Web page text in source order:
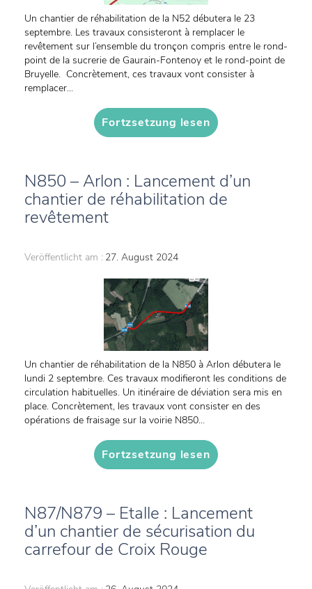
Un chantier de réhabilitation de la N52 débutera le 23
septembre. Les travaux consisteront à remplacer le
revêtement sur l’ensemble du tronçon compris entre le rond-
point de la sucrerie de Gaurain-Fontenoy et le rond-point de
Bruyelle. Concrètement, ces travaux vont consister à
remplacer...
Fortzsetzung lesen
N850 – Arlon : Lancement d’un
chantier de réhabilitation de
revêtement
Veröffentlicht am : 27. August 2024
Un chantier de réhabilitation de la N850 à Arlon débutera le
lundi 2 septembre. Ces travaux modifieront les conditions de
circulation habituelles. Un itinéraire de déviation sera mis en
place. Concrètement, les travaux vont consister en des
opérations de fraisage sur la voirie N850...
Fortzsetzung lesen
N87/N879 – Etalle : Lancement
d’un chantier de sécurisation du
carrefour de Croix Rouge